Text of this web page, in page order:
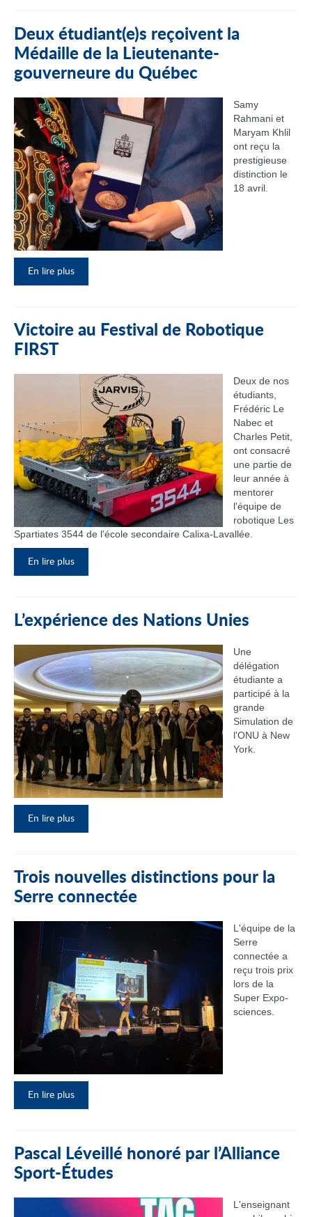
Deux étudiant(e)s reçoivent la
Médaille de la Lieutenante-
gouverneure du Québec
Samy
Rahmani et
Maryam Khlil
ont reçu la
prestigieuse
distinction le
18 avril.
En lire plus
Victoire au Festival de Robotique
FIRST
Deux de nos
étudiants,
Frédéric Le
Nabec et
Charles Petit,
ont consacré
une partie de
leur année à
mentorer
l'équipe de
robotique Les
Spartiates 3544 de l'école secondaire Calixa-Lavallée.
En lire plus
L’expérience des Nations Unies
Une
délégation
étudiante a
participé à la
grande
Simulation de
l'ONU à New
York.
En lire plus
Trois nouvelles distinctions pour la
Serre connectée
L'équipe de la
Serre
connectée a
reçu trois prix
lors de la
Super Expo-
sciences.
En lire plus
Pascal Léveillé honoré par l’Alliance
Sport-Études
L'enseignant